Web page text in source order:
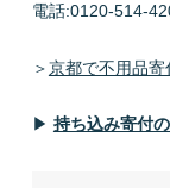
電話:0120-514-
＞京都で不用品
▶ 持ち込み寄付